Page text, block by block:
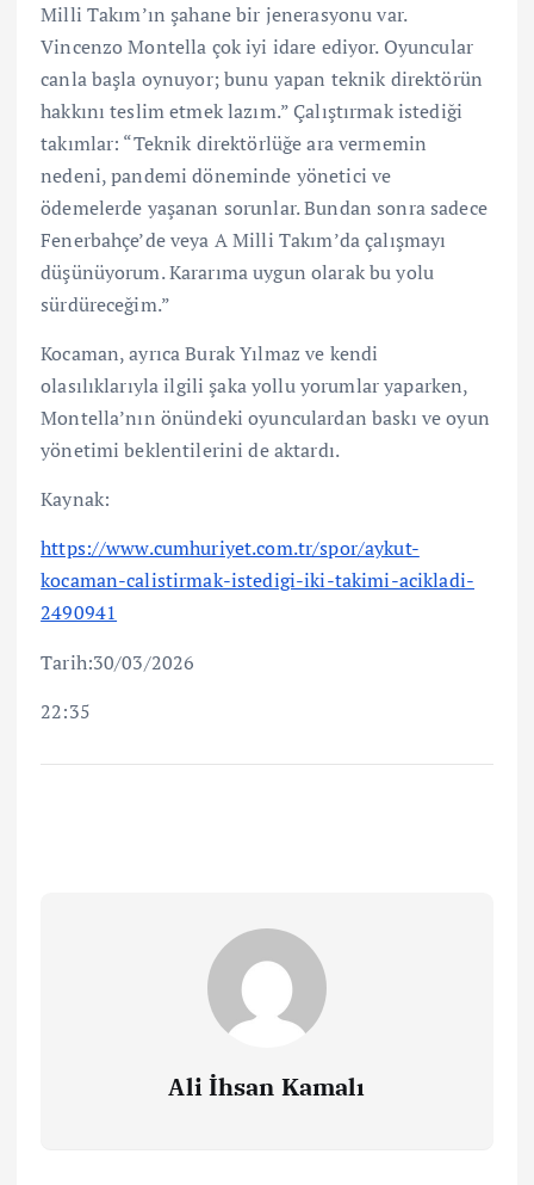
Milli Takım’ın şahane bir jenerasyonu var.
Vincenzo Montella çok iyi idare ediyor. Oyuncular
canla başla oynuyor; bunu yapan teknik direktörün
hakkını teslim etmek lazım.” Çalıştırmak istediği
takımlar: “Teknik direktörlüğe ara vermemin
nedeni, pandemi döneminde yönetici ve
ödemelerde yaşanan sorunlar. Bundan sonra sadece
Fenerbahçe’de veya A Milli Takım’da çalışmayı
düşünüyorum. Kararıma uygun olarak bu yolu
sürdüreceğim.”
Kocaman, ayrıca Burak Yılmaz ve kendi
olasılıklarıyla ilgili şaka yollu yorumlar yaparken,
Montella’nın önündeki oyunculardan baskı ve oyun
yönetimi beklentilerini de aktardı.
Kaynak:
https://www.cumhuriyet.com.tr/spor/aykut-
kocaman-calistirmak-istedigi-iki-takimi-acikladi-
2490941
Tarih:30/03/2026
22:35
Ali İhsan Kamalı